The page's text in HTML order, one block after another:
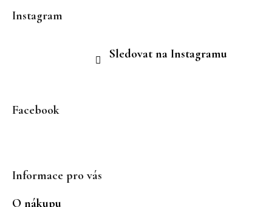
u
Instagram
Sledovat na Instagramu
Facebook
Informace pro vás
O nákupu